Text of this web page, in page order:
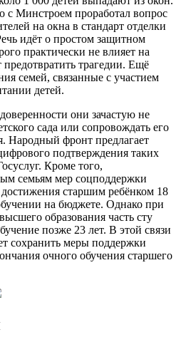
с Минстроем проработал вопрос
на окна в стандарт отделки
идёт о простом защитном
практически не влияет на
трагедии. Ещё
семей, связанные с участием
детей.
они зачастую не
сада или сопровождать его
Народный фронт предлагает
подтверждения таких
Кроме того,
семьям мер соцподдержки
достижения старшим ребёнком 18
на бюджете. Однако при
образования часть сту
позже 23 лет. В этой связи
сохранить меры поддержки
очного обучения старшего